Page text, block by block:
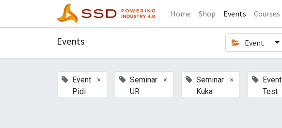
Home Shop Events Courses
Events Event
Event
Pidi
×
Seminar
UR
×
Seminar
Kuka
×
Event
Test